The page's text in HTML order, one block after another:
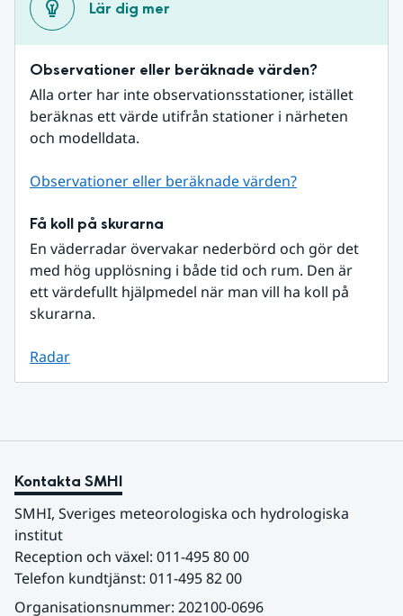
Lär dig mer
Observationer eller beräknade värden?
Alla orter har inte observationsstationer, istället
beräknas ett värde utifrån stationer i närheten
och modelldata.
Observationer eller beräknade värden?
Få koll på skurarna
En väderradar övervakar nederbörd och gör det
med hög upplösning i både tid och rum. Den är
ett värdefullt hjälpmedel när man vill ha koll på
skurarna.
Radar
Kontakta SMHI
SMHI, Sveriges meteorologiska och hydrologiska
institut
Reception och växel: 011-495 80 00
Telefon kundtjänst: 011-495 82 00
Organisationsnummer: 202100-0696